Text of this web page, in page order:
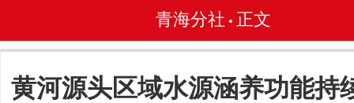
青海分社 • 正文
黄河源头区域水源涵养功能持